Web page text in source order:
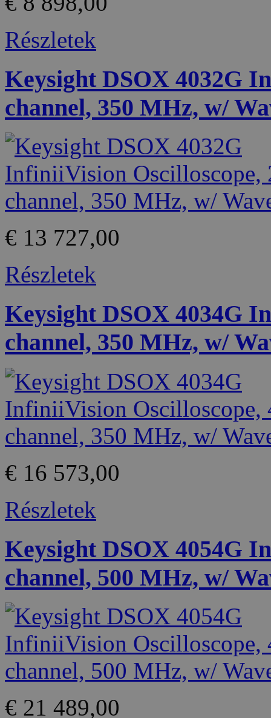
Részletek
Keysight DSOX 4032G
channel, 350 MHz, w/
€ 13 727,00
Részletek
Keysight DSOX 4034G
channel, 350 MHz, w/
€ 16 573,00
Részletek
Keysight DSOX 4054G
channel, 500 MHz, w/
€ 21 489,00